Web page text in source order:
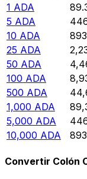
1 ADA
5 ADA
10 ADA
25 ADA
50 ADA
100 ADA
500 ADA
1,000 ADA
5,000 ADA
10,000 ADA
Convertir Colón